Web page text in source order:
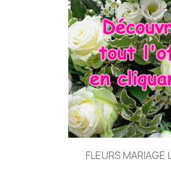
FLEURS MARIAGE